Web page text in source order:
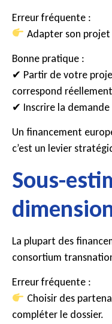
Erreur fréquente :
Adapter son projet
Bonne pratique :
✔ Partir de votre
correspond
✔ Inscrire la
Un financement
c’est un levier
Sous-
La plupart des
consortium
Erreur fréquente :
Choisir des
compléter le dossier.